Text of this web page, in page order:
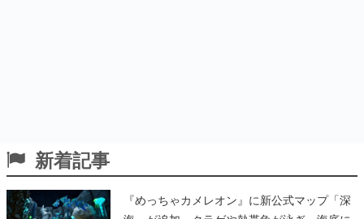
新着記事
『めっちゃカメレオン』に新公式マップ「深